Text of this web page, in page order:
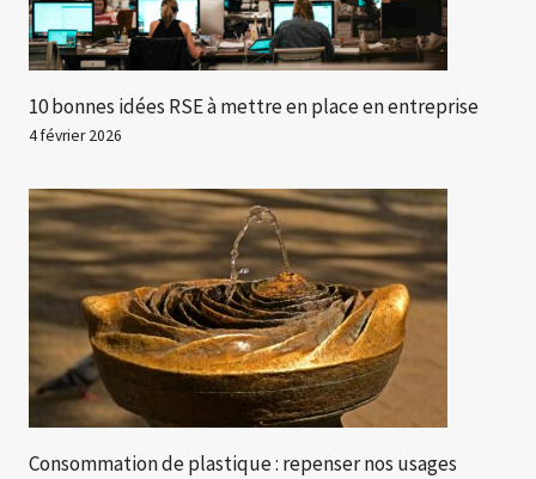
10 bonnes idées RSE à mettre en place en entreprise
4 février 2026
Consommation de plastique : repenser nos usages